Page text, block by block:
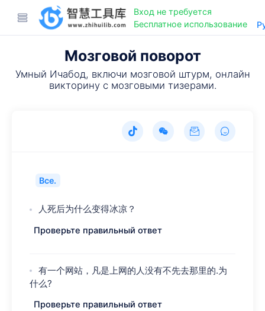
Вход не требуется
Бесплатное использование
Мозговой поворот
Умный Ичабод, включи мозговой штурм, онлайн
викторину с мозговыми тизерами.
Все.
人死后为什么变得冰凉？
Проверьте правильный ответ
有一个网站，凡是上网的人没有不先去那里的.为
什么?
Проверьте правильный ответ